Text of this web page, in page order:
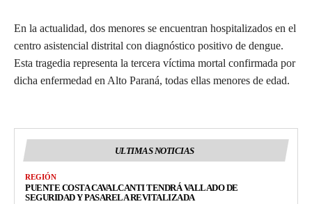
En la actualidad, dos menores se encuentran hospitalizados en el
centro asistencial distrital con diagnóstico positivo de dengue.
Esta tragedia representa la tercera víctima mortal confirmada por
dicha enfermedad en Alto Paraná, todas ellas menores de edad.
ULTIMAS NOTICIAS
REGIÓN
PUENTE COSTA CAVALCANTI TENDRÁ VALLADO DE
SEGURIDAD Y PASARELA REVITALIZADA